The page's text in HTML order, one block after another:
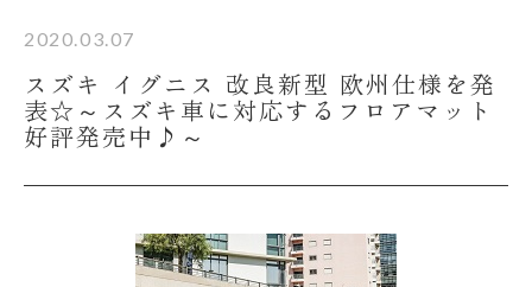
2020.03.07
スズキ イグニス 改良新型 欧州仕様を発
表☆～スズキ車に対応するフロアマット
好評発売中♪～